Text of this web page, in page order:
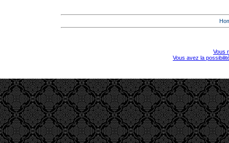
Vous
Vous avez la